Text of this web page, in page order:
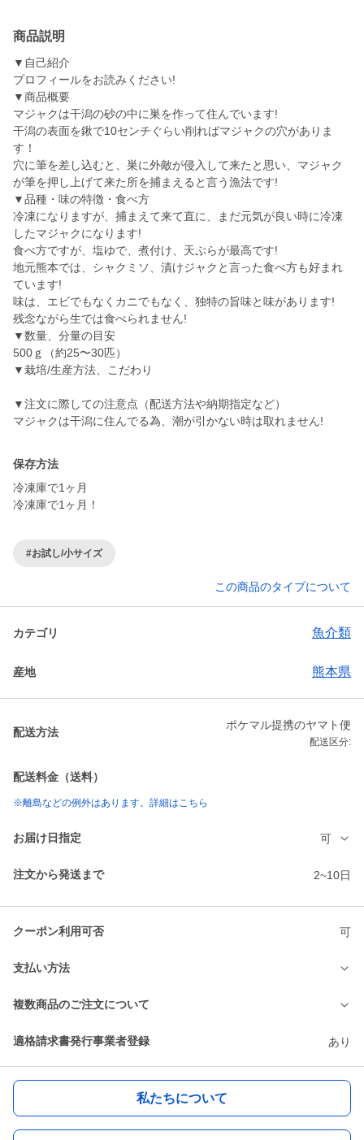
商品説明
▼自己紹介
プロフィールをお読みください!
▼商品概要
マジャクは干潟の砂の中に巣を作って住んでいます!
干潟の表面を鍬で10センチぐらい削ればマジャクの穴がありま
す！
穴に筆を差し込むと、巣に外敵が侵入して来たと思い、マジャク
が筆を押し上げて来た所を捕まえると言う漁法です!
▼品種・味の特徴・食べ方
冷凍になりますが、捕まえて来て直に、まだ元気が良い時に冷凍
したマジャクになります!
食べ方ですが、塩ゆで、煮付け、天ぷらが最高です!
地元熊本では、シャクミソ、漬けジャクと言った食べ方も好まれ
ています!
味は、エビでもなくカニでもなく、独特の旨味と味があります!
残念ながら生では食べられません!
▼数量、分量の目安
500ｇ（約25〜30匹）
▼栽培/生産方法、こだわり
▼注文に際しての注意点（配送方法や納期指定など）
マジャクは干潟に住んでる為、潮が引かない時は取れません!
保存方法
冷凍庫で1ヶ月
冷凍庫で1ヶ月！
#お試し/小サイズ
この商品のタイプについて
カテゴリ 魚介類
産地 熊本県
配送方法
ポケマル提携のヤマト便
配送区分:
配送料金（送料）
※離島などの例外はあります。詳細はこちら
お届け日指定 可
注文から発送まで 2~10日
クーポン利用可否 可
支払い方法
複数商品のご注文について
適格請求書発行事業者登録 あり
私たちについて